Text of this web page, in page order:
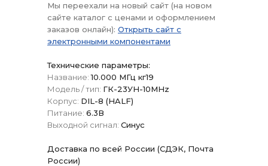
Мы переехали на новый сайт (на новом
сайте каталог с ценами и оформлением
заказов онлайн): Открыть сайт с
электронными компонентами
Технические параметры:
Название: 10.000 МГц кг19
Модель / тип: ГК-23УН-10MHz
Корпус: DIL-8 (HALF)
Питание: 6.3В
Выходной сигнал: Синус
Доставка по всей России (СДЭК, Почта
России)